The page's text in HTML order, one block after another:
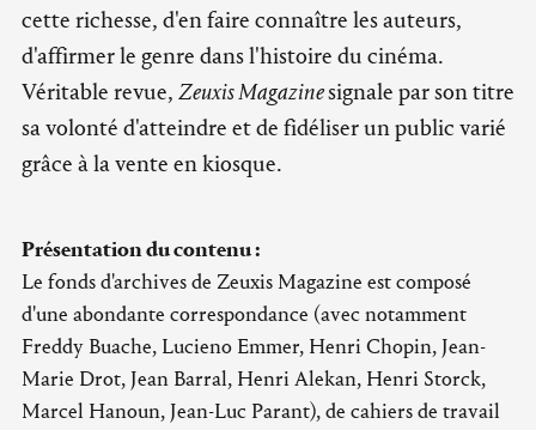
cette richesse, d'en faire connaître les auteurs,
d'affirmer le genre dans l'histoire du cinéma.
Véritable revue, Zeuxis Magazinesignale par son titre
sa volonté d'atteindre et de fidéliser un public varié
grâce à la vente en kiosque.
Présentation du contenu :
Le fonds d'archives de Zeuxis Magazine est composé
d'une abondante correspondance (avec notamment
Freddy Buache, Lucieno Emmer, Henri Chopin, Jean-
Marie Drot, Jean Barral, Henri Alekan, Henri Storck,
Marcel Hanoun, Jean-Luc Parant), de cahiers de travail